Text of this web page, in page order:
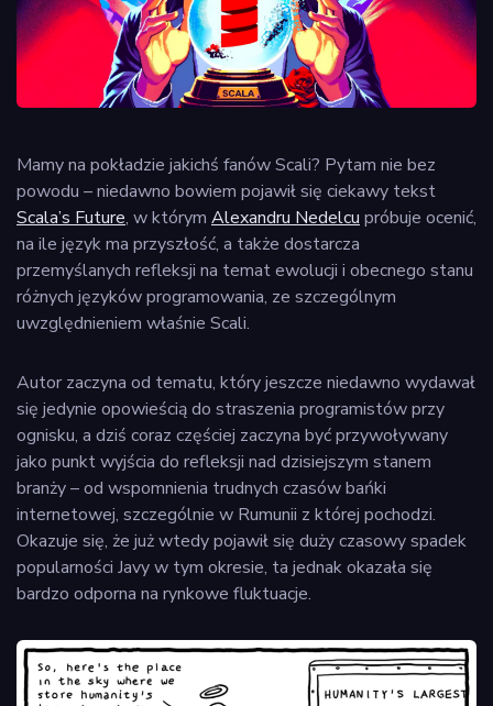
Mamy na pokładzie jakichś fanów Scali? Pytam nie bez
powodu – niedawno bowiem pojawił się ciekawy tekst
Scala’s Future, w którym Alexandru Nedelcu próbuje ocenić,
na ile język ma przyszłość, a także dostarcza
przemyślanych refleksji na temat ewolucji i obecnego stanu
różnych języków programowania, ze szczególnym
uwzględnieniem właśnie Scali.
Autor zaczyna od tematu, który jeszcze niedawno wydawał
się jedynie opowieścią do straszenia programistów przy
ognisku, a dziś coraz częściej zaczyna być przywoływany
jako punkt wyjścia do refleksji nad dzisiejszym stanem
branży – od wspomnienia trudnych czasów bańki
internetowej, szczególnie w Rumunii z której pochodzi.
Okazuje się, że już wtedy pojawił się duży czasowy spadek
popularności Javy w tym okresie, ta jednak okazała się
bardzo odporna na rynkowe fluktuacje.